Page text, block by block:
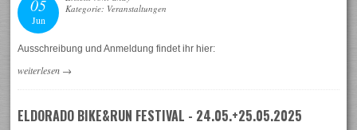
05
Jun
Kategorie: Veranstaltungen
Ausschreibung und Anmeldung findet ihr hier:
weiterlesen →
ELDORADO BIKE&RUN FESTIVAL - 24.05.+25.05.2025